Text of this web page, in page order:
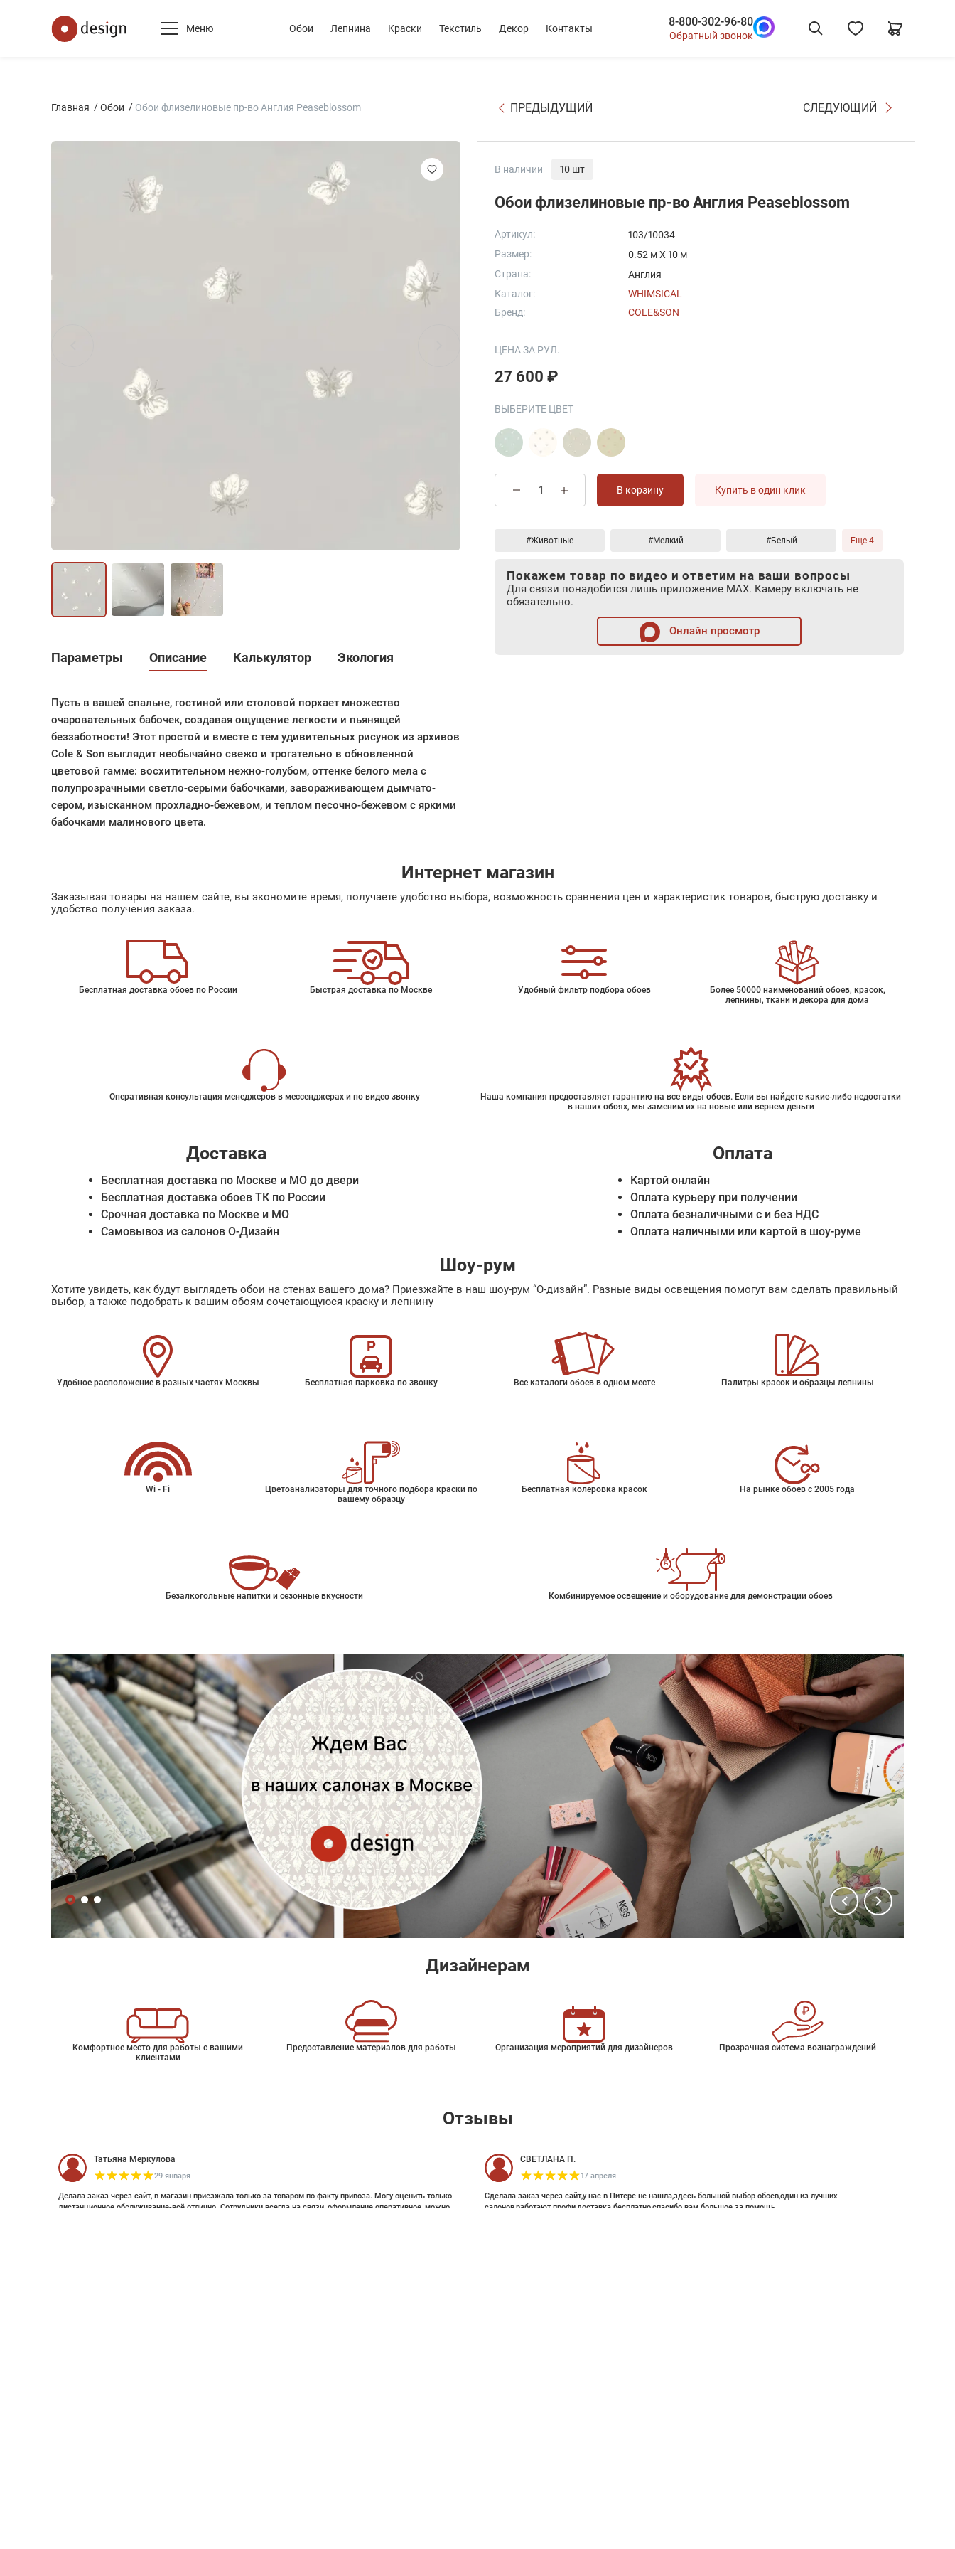
Меню Обои Лепнина Краски Текстиль Декор Контакты 8-800-302-96-80
Обратный звонок
Главная Обои Обои флизелиновые пр-во Англия Peaseblossom ПРЕДЫДУЩИЙ СЛЕДУЮЩИЙ
Параметры Описание Калькулятор Экология
Пусть в вашей спальне, гостиной или столовой порхает множество
очаровательных бабочек, создавая ощущение легкости и пьянящей
беззаботности! Этот простой и вместе с тем удивительных рисунок из архивов
Cole & Son выглядит необычайно свежо и трогательно в обновленной
цветовой гамме: восхитительном нежно-голубом, оттенке белого мела с
полупрозрачными светло-серыми бабочками, завораживающем дымчато-
сером, изысканном прохладно-бежевом, и теплом песочно-бежевом с яркими
бабочками малинового цвета.
В наличии 10 шт
Обои флизелиновые пр-во Англия Peaseblossom
Артикул:
103/10034
Размер:
0.52 м X 10 м
Страна:
Англия
Каталог:
WHIMSICAL
Бренд:
COLE&SON
ЦЕНА ЗА РУЛ.
27 600 ₽
ВЫБЕРИТЕ ЦВЕТ
В корзину Купить в один клик
#Животные #Мелкий #Белый Еще 4
Покажем товар по видео и ответим на ваши вопросы
Для связи понадобится лишь приложение MAX. Камеру включать не
обязательно.
Онлайн просмотр
Интернет магазин
Заказывая товары на нашем сайте, вы экономите время, получаете удобство выбора, возможность сравнения цен и характеристик товаров, быструю доставку и
удобство получения заказа.
Бесплатная доставка обоев по России Быстрая доставка по Москве Удобный фильтр подбора обоев
Более 50000 наименований обоев, красок,
лепнины, ткани и декора для дома
Оперативная консультация менеджеров в мессенджерах и по видео звонку
Наша компания предоставляет гарантию на все виды обоев. Если вы найдете какие-либо недостатки
в наших обоях, мы заменим их на новые или вернем деньги
Доставка
Бесплатная доставка по Москве и МО до двери
Бесплатная доставка обоев ТК по России
Срочная доставка по Москве и МО
Самовывоз из салонов О-Дизайн
Оплата
Картой онлайн
Оплата курьеру при получении
Оплата безналичными с и без НДС
Оплата наличными или картой в шоу-руме
Шоу-рум
Хотите увидеть, как будут выглядеть обои на стенах вашего дома? Приезжайте в наш шоу-рум “О-дизайн”. Разные виды освещения помогут вам сделать правильный
выбор, а также подобрать к вашим обоям сочетающуюся краску и лепнину
Удобное расположение в разных частях Москвы Бесплатная парковка по звонку Все каталоги обоев в одном месте Палитры красок и образцы лепнины
Wi - Fi
Цветоанализаторы для точного подбора краски по
вашему образцу
Бесплатная колеровка красок На рынке обоев с 2005 года
Безалкогольные напитки и сезонные вкусности Комбинируемое освещение и оборудование для демонстрации обоев
Дизайнерам
Комфортное место для работы с вашими
клиентами
Предоставление материалов для работы Организация мероприятий для дизайнеров Прозрачная система вознаграждений
Отзывы
Татьяна Меркулова
29 января
Делала заказ через сайт, в магазин приезжала только за товаром по факту привоза. Могу оценить только
дистанционное обслуживание-всё отлично. Сотрудники всегда на связи, оформление оперативное, можно
СВЕТЛАНА П.
17 апреля
Сделала заказ через сайт,у нас в Питере не нашла,здесь большой выбор обоев,один из лучших
салонов,работают профи,доставка бесплатно,спасибо вам большое за помощь.